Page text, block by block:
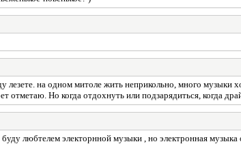
лезете. на одном митоле жить неприкольно, много музыки
отметаю. Но когда отдохнуть или подзарядиться, когда
буду любтелем электорнной музыки , но электронная